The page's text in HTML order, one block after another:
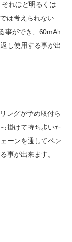
れほど明るくは
は考えられない
事ができ、60mAh
し使用する事が出
ングが予め取付ら
掛けて持ち歩いた
ーンを通してペン
事が出来ます。